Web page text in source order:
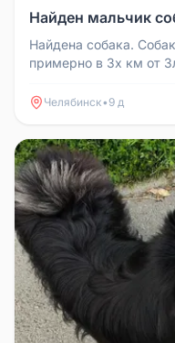
Найден мальчик
Найдена собака.
примерно в 3х км от
Челябинск• 9 д